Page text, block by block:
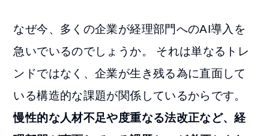
なぜ今、多くの企業が経理部門へのAI導入を
急いでいるのでしょうか。 それは単なるトレ
ンドではなく、企業が生き残る為に直面して
いる構造的な課題が関係しているからです。
慢性的な人材不足や度重なる法改正など、経